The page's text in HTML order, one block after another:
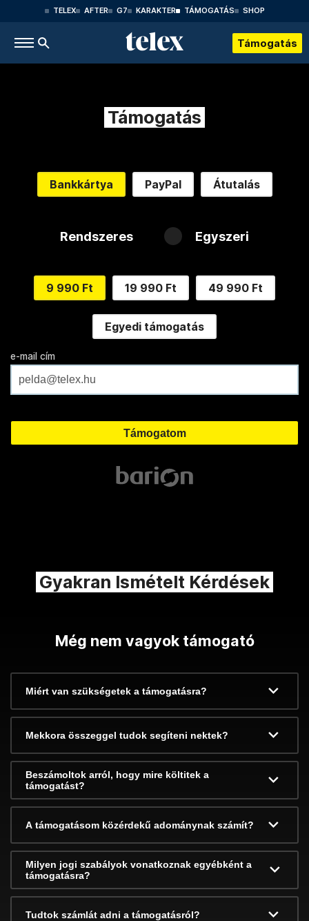
TELEX AFTER G7 KARAKTER TÁMOGATÁS SHOP
Támogatás
Támogatás
Bankkártya PayPal Átutalás
Rendszeres Egyszeri
9 990 Ft 19 990 Ft 49 990 Ft
Egyedi támogatás
e-mail cím
Gyakran Ismételt Kérdések
Még nem vagyok támogató
Miért van szükségetek a támogatásra?
Mekkora összeggel tudok segíteni nektek?
Beszámoltok arról, hogy mire költitek a
támogatást?
A támogatásom közérdekű adománynak számít?
Milyen jogi szabályok vonatkoznak egyébként a
támogatásra?
Tudtok számlát adni a támogatásról?